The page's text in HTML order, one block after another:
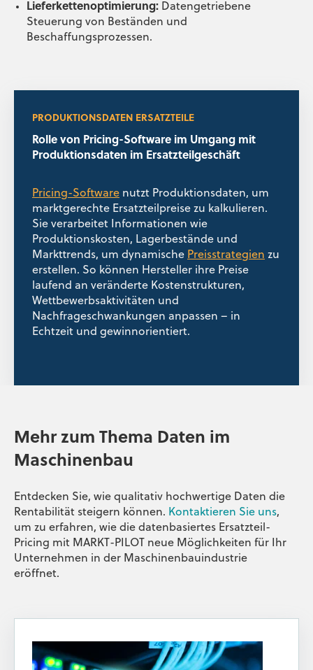
Lieferkettenoptimierung:Datengetriebene
Steuerung von Beständen und
Beschaffungsprozessen.
PRODUKTIONSDATEN ERSATZTEILE
Rolle von Pricing-Software im Umgang mit
Produktionsdaten im Ersatzteilgeschäft
Pricing-Software nutzt Produktionsdaten, um
marktgerechte Ersatzteilpreise zu kalkulieren.
Sie verarbeitet Informationen wie
Produktionskosten, Lagerbestände und
Markttrends, um dynamische Preisstrategien zu
erstellen. So können Hersteller ihre Preise
laufend an veränderte Kostenstrukturen,
Wettbewerbsaktivitäten und
Nachfrageschwankungen anpassen – in
Echtzeit und gewinnorientiert.
Mehr zum Thema Daten im
Maschinenbau
Entdecken Sie, wie qualitativ hochwertige Daten die
Rentabilität steigern können. Kontaktieren Sie uns,
um zu erfahren, wie die datenbasiertes Ersatzteil-
Pricing mit MARKT-PILOT neue Möglichkeiten für Ihr
Unternehmen in der Maschinenbauindustrie
eröffnet.